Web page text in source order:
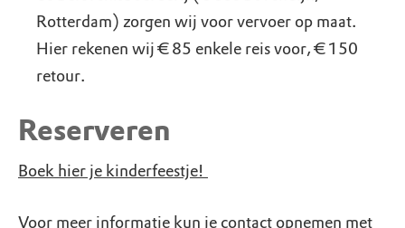
Rotterdam) zorgen wij voor vervoer op maat.
Hier rekenen wij € 85 enkele reis voor, € 150
retour.
Reserveren
Boek hier je kinderfeestje!
Voor meer informatie kun je contact opnemen met